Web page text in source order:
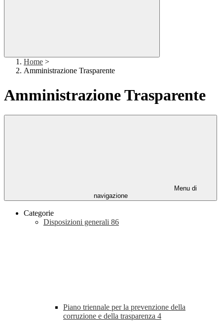
Home >
Amministrazione Trasparente
Amministrazione Trasparente
Menu di
navigazione
Categorie
Disposizioni generali 86
Piano triennale per la prevenzione della
corruzione e della trasparenza 4